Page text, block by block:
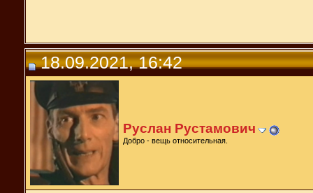
18.09.2021, 16:42
Руслан Рустамович
Добро - вещь относительная.